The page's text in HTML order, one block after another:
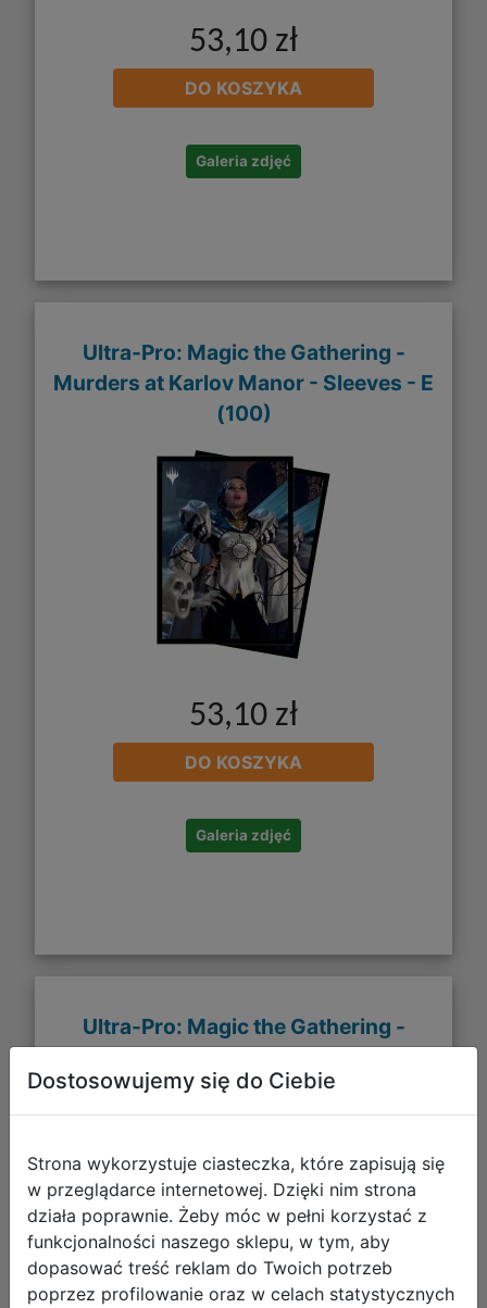
53,10 zł
DO KOSZYKA
Galeria zdjęć
Ultra-Pro: Magic the Gathering -
Murders at Karlov Manor - Sleeves - E
(100)
53,10 zł
DO KOSZYKA
Galeria zdjęć
Ultra-Pro: Magic the Gathering -
V1 (100)
Dostosowujemy się do Ciebie
Strona wykorzystuje ciasteczka, które zapisują się
w przeglądarce internetowej. Dzięki nim strona
działa poprawnie. Żeby móc w pełni korzystać z
funkcjonalności naszego sklepu, w tym, aby
dopasować treść reklam do Twoich potrzeb
poprzez profilowanie oraz w celach statystycznych